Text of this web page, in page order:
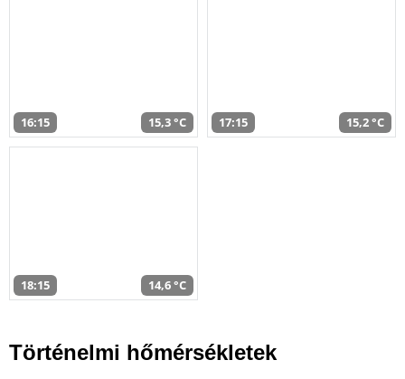
16:15 15,3 °C 17:15 15,2 °C
18:15 14,6 °C
Történelmi hőmérsékletek